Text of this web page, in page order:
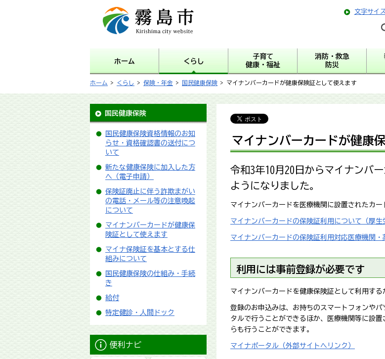
霧島市 Kirishima city
website
文字サイ
ホーム くらし
子育て
健康・福祉
消防・救急
防災
ホーム > くらし > 保険・年金 > 国民健康保険 > マイナンバーカードが健康保険証として使えます
国民健康保険
国民健康保険資格情報のお知
らせ・資格確認書の送付につ
いて
新たな健康保険に加入した方
へ（電子申請）
保険証廃止に伴う詐欺まがい
の電話・メール等の注意喚起
について
マイナンバーカードが健康保
険証として使えます
マイナ保険証を基本とする仕
組みについて
国民健康保険の仕組み・手続
き
給付
特定健診・人間ドック
便利ナビ
マイナンバーカードが健康
令和3年10月20日からマイナンバ
ようになりました。
マイナンバーカードを医療機関に設置されたカ
マイナンバーカードの保険証利用について（厚生
マイナンバーカードの保険証利用対応医療機関
利用には事前登録が必要です
マイナンバーカードを健康保険証として利用する
登録のお申込みは、お持ちのスマートフォンや
タルで行うことができるほか、医療機関等に設
らも行うことができます。
マイナポータル（外部サイトへリンク）